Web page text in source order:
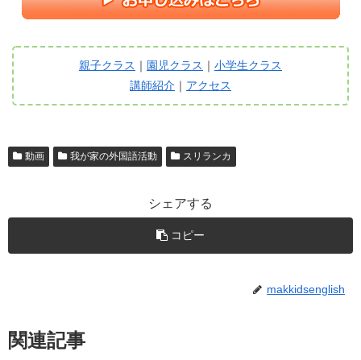
親子クラス ｜ 園児クラス ｜ 小学生クラス
講師紹介 ｜ アクセス
動画 我が家の外国語活動 スリランカ
シェアする
コピー
makkidsenglish
関連記事